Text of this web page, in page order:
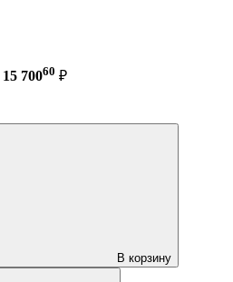
15 70060 ₽
В корзину